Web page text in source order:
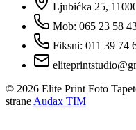
Ljubićka 25,
Mob: 065 23 58
Fiksni: 011 39 74
© 2026 Elite Print Foto
strane Audax TIM